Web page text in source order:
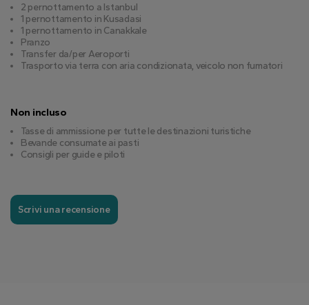
2 pernottamento a Istanbul
1 pernottamento in Kusadasi
1 pernottamento in Canakkale
Pranzo
Transfer da/per Aeroporti
Trasporto via terra con aria condizionata, veicolo non fumatori
Non incluso
Tasse di ammissione per tutte le destinazioni turistiche
Bevande consumate ai pasti
Consigli per guide e piloti
Scrivi una recensione